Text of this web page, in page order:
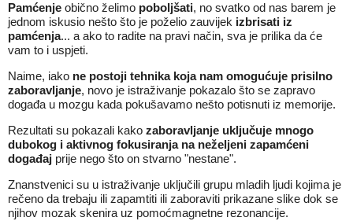
Pamćenje obično želimo poboljšati, no svatko od nas barem je
jednom iskusio nešto što je poželio zauvijek izbrisati iz
pamćenja... a ako to radite na pravi način, sva je prilika da će
vam to i uspjeti.
Naime, iako ne postoji tehnika koja nam omogućuje prisilno
zaboravljanje, novo je istraživanje pokazalo što se zapravo
događa u mozgu kada pokušavamo nešto potisnuti iz memorije.
Rezultati su pokazali kako zaboravljanje uključuje mnogo
dubokog i aktivnog fokusiranja na neželjeni zapamćeni
događaj prije nego što on stvarno "nestane".
Znanstvenici su u istraživanje uključili grupu mladih ljudi kojima je
rečeno da trebaju ili zapamtiti ili zaboraviti prikazane slike dok se
njihov mozak skenira uz pomoćmagnetne rezonancije.